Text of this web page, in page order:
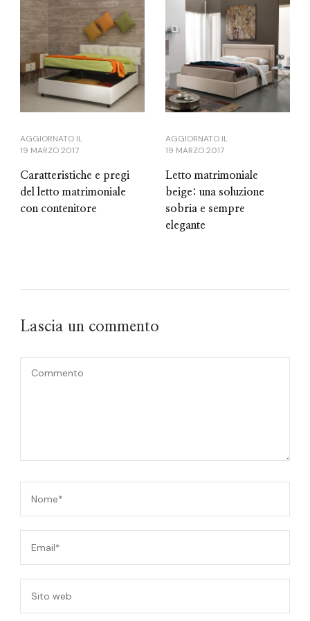
AGGIORNATO IL
19 MARZO 2017
Caratteristiche e pregi
del letto matrimoniale
con contenitore
AGGIORNATO IL
19 MARZO 2017
Letto matrimoniale
beige: una soluzione
sobria e sempre
elegante
Lascia un commento